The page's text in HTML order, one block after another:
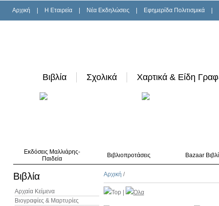
Αρχική H Εταιρεία Νέα Εκδηλώσεις Εφημερίδα Πολιτισμικά
Βιβλία Σχολικά Χαρτικά & Είδη
Εκδόσεις Μαλλιάρης-
Παιδεία
Βιβλιοπροτάσεις Bazaar
Βιβλία
Αρχαία Κείμενα
Βιογραφίες & Μαρτυρίες
Αρχική /
Top Όλα